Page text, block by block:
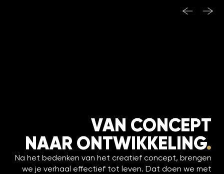
VAN CONCEPT
NAAR ONTWIKKELING.
Na het bedenken van het creatief concept, brengen
we je verhaal effectief tot leven. Dat doen we met